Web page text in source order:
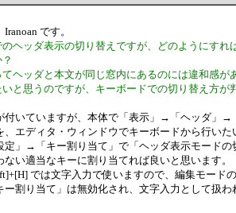
です。
ヘッダ表示の切り替えですが、どのようにすれ
ヘッダと本文が同じ窓内にあるのには違和感が
と思うのですが、キーボードでの切り替え方が
いていますが、本体で「表示」→「ヘッダ」→
、エディタ・ウィンドウでキーボードから行いた
定」→「キー割り当て」で「ヘッダ表示モードの
い適当なキーに割り当てれば良いと思います。
では文字入力で使いますので、編集モードの
割り当て」は無効化され、文字入力として扱わ